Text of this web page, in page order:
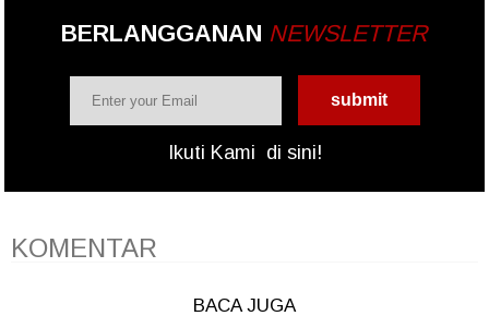
BERLANGGANAN NEWSLETTER
Ikuti Kami di sini!
KOMENTAR
BACA JUGA